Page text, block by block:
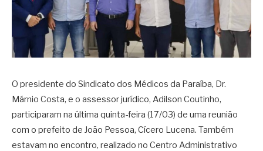
O presidente do Sindicato dos Médicos da Paraíba, Dr.
Márnio Costa, e o assessor jurídico, Adilson Coutinho,
participaram na última quinta-feira (17/03) de uma reunião
com o prefeito de João Pessoa, Cícero Lucena. Também
estavam no encontro, realizado no Centro Administrativo